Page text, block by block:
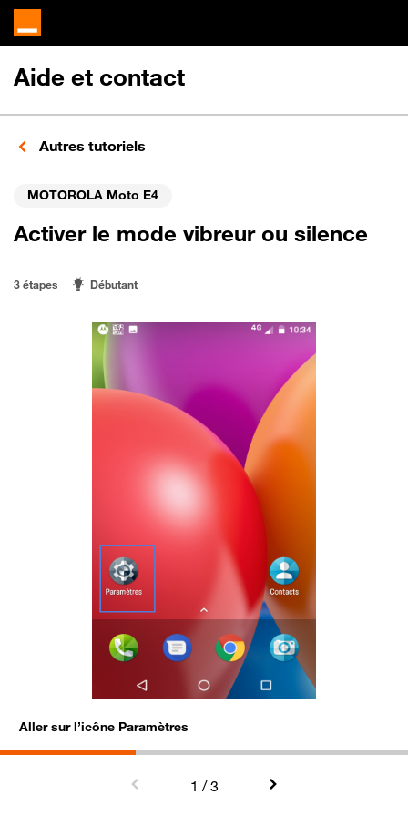
Aide et contact
Autres tutoriels
MOTOROLA Moto E4
Activer le mode vibreur ou silence
3 étapes Débutant
Aller sur l’icône Paramètres
1 / 3